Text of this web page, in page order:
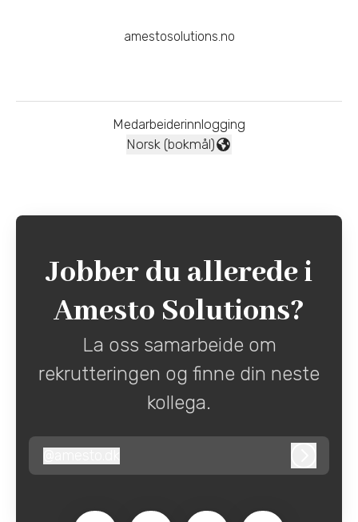
amestosolutions.no
Medarbeiderinnlogging
Endre språk
Norsk (bokmål)
Jobber du allerede i
Amesto Solutions?
La oss samarbeide om
rekrutteringen og finne din neste
kollega.
amesto.dk